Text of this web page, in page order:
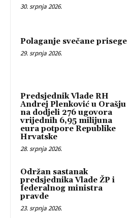
30. srpnja 2026.
Polaganje svečane prisege
29. srpnja 2026.
Predsjednik Vlade RH
Andrej Plenković u Orašju
na dodjeli 276 ugovora
vrijednih 6,95 milijuna
eura potpore Republike
Hrvatske
28. srpnja 2026.
Održan sastanak
predsjednika Vlade ŽP i
federalnog ministra
pravde
23. srpnja 2026.